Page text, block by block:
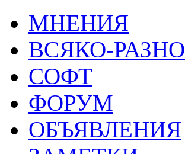
МНЕНИЯ
ВСЯКО-РАЗНО
СОФТ
ФОРУМ
ОБЪЯВЛЕНИЯ